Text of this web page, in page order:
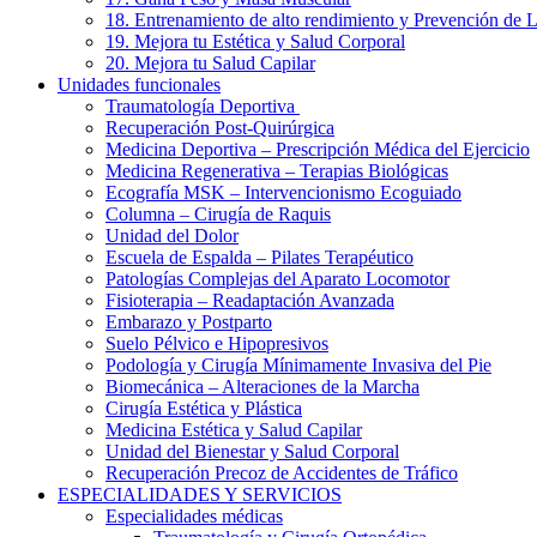
18. Entrenamiento de alto rendimiento y Prevención de
19. Mejora tu Estética y Salud Corporal
20. Mejora tu Salud Capilar
Unidades funcionales
Traumatología Deportiva
Recuperación Post-Quirúrgica
Medicina Deportiva – Prescripción Médica del Ejercicio
Medicina Regenerativa – Terapias Biológicas
Ecografía MSK – Intervencionismo Ecoguiado
Columna – Cirugía de Raquis
Unidad del Dolor
Escuela de Espalda – Pilates Terapéutico
Patologías Complejas del Aparato Locomotor
Fisioterapia – Readaptación Avanzada
Embarazo y Postparto
Suelo Pélvico e Hipopresivos
Podología y Cirugía Mínimamente Invasiva del Pie
Biomecánica – Alteraciones de la Marcha
Cirugía Estética y Plástica
Medicina Estética y Salud Capilar
Unidad del Bienestar y Salud Corporal
Recuperación Precoz de Accidentes de Tráfico
ESPECIALIDADES Y SERVICIOS
Especialidades médicas